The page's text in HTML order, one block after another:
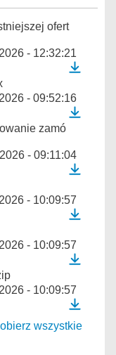
ofert
- 12:32:21
- 09:52:16
zamó
- 09:11:04
- 10:09:57
- 10:09:57
- 10:09:57
wszystkie